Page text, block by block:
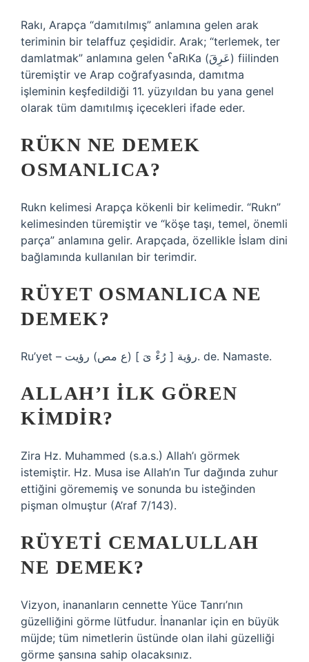
Rakı, Arapça “damıtılmış” anlamına gelen arak
teriminin bir telaffuz çeşididir. Arak; “terlemek, ter
damlatmak” anlamına gelen ˁaRıKa (عَرِقَ) fiilinden
türemiştir ve Arap coğrafyasında, damıtma
işleminin keşfedildiği 11. yüzyıldan bu yana genel
olarak tüm damıtılmış içecekleri ifade eder.
RÜKN NE DEMEK
OSMANLICA?
Rukn kelimesi Arapça kökenli bir kelimedir. “Rukn”
kelimesinden türemiştir ve “köşe taşı, temel, önemli
parça” anlamına gelir. Arapçada, özellikle İslam dini
bağlamında kullanılan bir terimdir.
RÜYET OSMANLICA NE
DEMEK?
Ru’yet – رؤیة [ رُءْ یَ ] (ع مص) رؤیت. de. Namaste.
ALLAH’I ILK GÖREN
KIMDIR?
Zira Hz. Muhammed (s.a.s.) Allah’ı görmek
istemiştir. Hz. Musa ise Allah’ın Tur dağında zuhur
ettiğini görememiş ve sonunda bu isteğinden
pişman olmuştur (A’raf 7/143).
RÜYETI CEMALULLAH
NE DEMEK?
Vizyon, inananların cennette Yüce Tanrı’nın
güzelliğini görme lütfudur. İnananlar için en büyük
müjde; tüm nimetlerin üstünde olan ilahi güzelliği
görme şansına sahip olacaksınız.